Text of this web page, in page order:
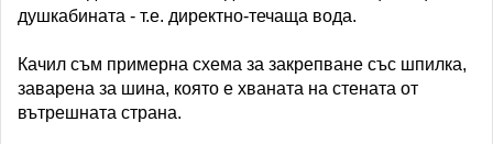
душкабината - т.е. директно-течаща вода.
Качил съм примерна схема за закрепване със шпилка,
заварена за шина, която е хваната на стената от
вътрешната страна.